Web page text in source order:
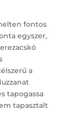
fontos
egyszer,
a
tapogassa
tapasztalt